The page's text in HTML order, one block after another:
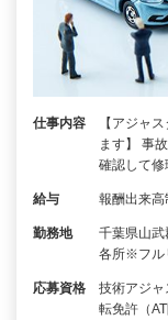
仕事内容
【アジャ
ます】 事
確認して修
給与 報酬出来
勤務地
千葉県山
各所※フル
応募資格
技術アジ
転免許（